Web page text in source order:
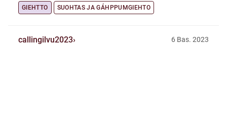
GIEHTTO SUOHTAS JA GÁHPPUMGIEHTO
callingilvu2023 6 Bas. 2023